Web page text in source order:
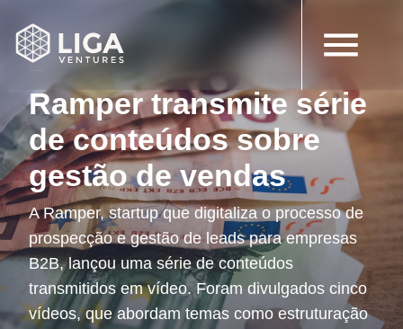
12 de setembro de 2022
Vídeos
Ramper transmite série
de conteúdos sobre
gestão de vendas
A Ramper, startup que digitaliza o processo de
prospecção e gestão de leads para empresas
B2B, lançou uma série de conteúdos
transmitidos em vídeo. Foram divulgados cinco
vídeos, que abordam temas como estruturação